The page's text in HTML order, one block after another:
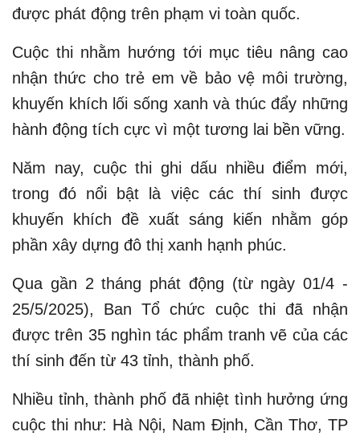
được phát động trên phạm vi toàn quốc.
Cuộc thi nhằm hướng tới mục tiêu nâng cao
nhận thức cho trẻ em về bảo vệ môi trường,
khuyến khích lối sống xanh và thúc đẩy những
hành động tích cực vì một tương lai bền vững.
Năm nay, cuộc thi ghi dấu nhiều điểm mới,
trong đó nổi bật là việc các thí sinh được
khuyến khích đề xuất sáng kiến nhằm góp
phần xây dựng đô thị xanh hạnh phúc.
Qua gần 2 tháng phát động (từ ngày 01/4 -
25/5/2025), Ban Tổ chức cuộc thi đã nhận
được trên 35 nghìn tác phẩm tranh vẽ của các
thí sinh đến từ 43 tỉnh, thành phố.
Nhiều tỉnh, thành phố đã nhiệt tình hưởng ứng
cuộc thi như: Hà Nội, Nam Định, Cần Thơ, TP